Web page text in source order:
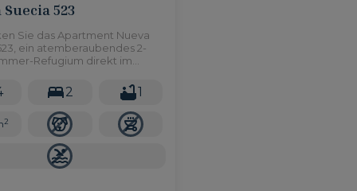
523
Sie das Apartment Nueva
ein atemberaubendes 2-
Refugium direkt im
2 1
2